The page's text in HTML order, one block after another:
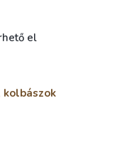
el
kolbászok